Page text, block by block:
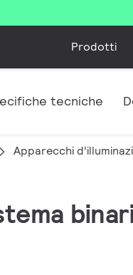
Prodotti
tecniche
Apparecchi